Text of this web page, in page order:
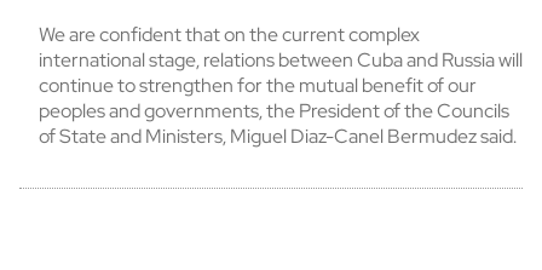
We are confident that on the current complex
international stage, relations between Cuba and Russia will
continue to strengthen for the mutual benefit of our
peoples and governments, the President of the Councils
of State and Ministers, Miguel Diaz-Canel Bermudez said.